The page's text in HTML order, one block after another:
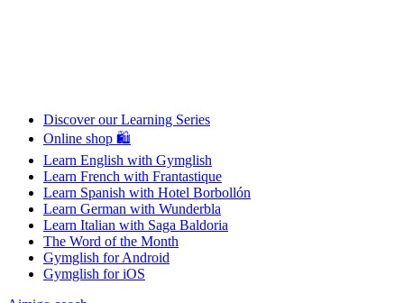
Discover our Learning Series
Online shop 🛍
Learn English with Gymglish
Learn French with Frantastique
Learn Spanish with Hotel Borbollón
Learn German with Wunderbla
Learn Italian with Saga Baldoria
The Word of the Month
Gymglish for Android
Gymglish for iOS